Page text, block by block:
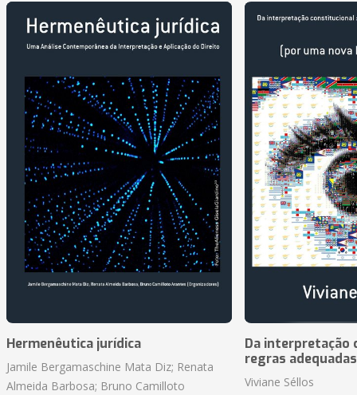
Hermenêutica jurídica
Jamile Bergamaschine Mata Diz; Renata
Almeida Barbosa; Bruno Camilloto
Da interpretação
regras
Viviane Séllos